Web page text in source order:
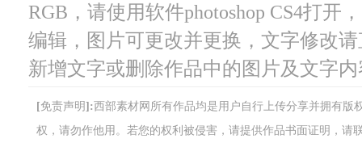
RGB，请使用软件photoshop CS4打开
编辑，图片可更改并更换，文字修改
新增文字或删除作品中的图片及文字
[免责声明]:西部素材网所有作品均是用户自行上传分享并拥有
权，请勿作他用。若您的权利被侵害，请提供作品书面证明，请